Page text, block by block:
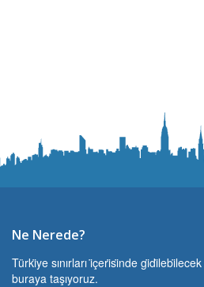
Ne Nerede?
Türki̇ye sınırları i̇çeri̇si̇nde
buraya taşıyoruz.